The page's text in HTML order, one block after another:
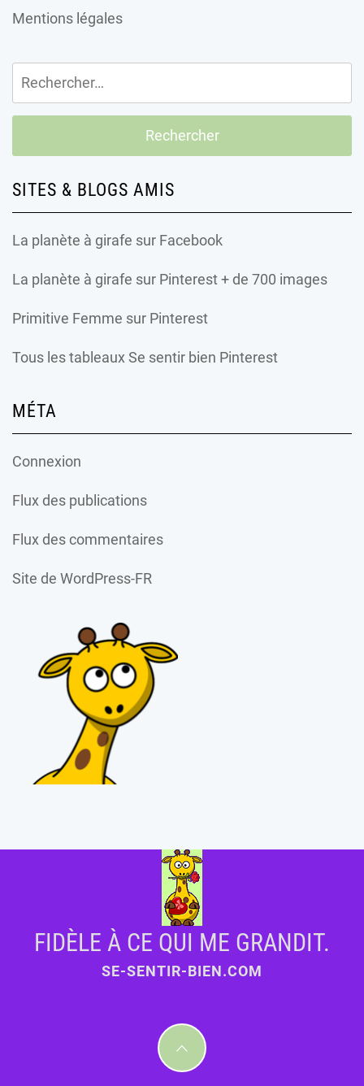
Mentions légales
Rechercher :
SITES & BLOGS AMIS
La planète à girafe sur Facebook
La planète à girafe sur Pinterest + de 700 images
Primitive Femme sur Pinterest
Tous les tableaux Se sentir bien Pinterest
MÉTA
Connexion
Flux des publications
Flux des commentaires
Site de WordPress-FR
FIDÈLE À CE QUI ME GRANDIT.
SE-SENTIR-BIEN.COM